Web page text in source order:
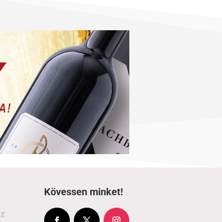
Kövessen minket!